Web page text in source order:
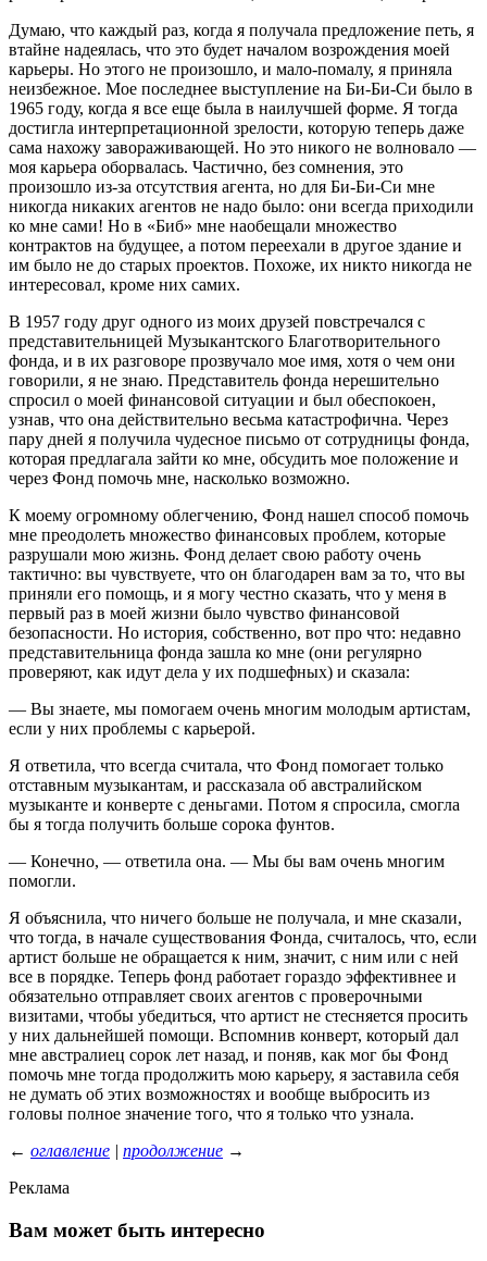
Думаю, что каждый раз, когда я получала предложение петь, я
втайне надеялась, что это будет началом возрождения моей
карьеры. Но этого не произошло, и мало-помалу, я приняла
неизбежное. Мое последнее выступление на Би-Би-Си было в
1965 году, когда я все еще была в наилучшей форме. Я тогда
достигла интерпретационной зрелости, которую теперь даже
сама нахожу завораживающей. Но это никого не волновало —
моя карьера оборвалась. Частично, без сомнения, это
произошло из-за отсутствия агента, но для Би-Би-Си мне
никогда никаких агентов не надо было: они всегда приходили
ко мне сами! Но в «Биб» мне наобещали множество
контрактов на будущее, а потом переехали в другое здание и
им было не до старых проектов. Похоже, их никто никогда не
интересовал, кроме них самих.
В 1957 году друг одного из моих друзей повстречался с
представительницей Музыкантского Благотворительного
фонда, и в их разговоре прозвучало мое имя, хотя о чем они
говорили, я не знаю. Представитель фонда нерешительно
спросил о моей финансовой ситуации и был обеспокоен,
узнав, что она действительно весьма катастрофична. Через
пару дней я получила чудесное письмо от сотрудницы фонда,
которая предлагала зайти ко мне, обсудить мое положение и
через Фонд помочь мне, насколько возможно.
К моему огромному облегчению, Фонд нашел способ помочь
мне преодолеть множество финансовых проблем, которые
разрушали мою жизнь. Фонд делает свою работу очень
тактично: вы чувствуете, что он благодарен вам за то, что вы
приняли его помощь, и я могу честно сказать, что у меня в
первый раз в моей жизни было чувство финансовой
безопасности. Но история, собственно, вот про что: недавно
представительница фонда зашла ко мне (они регулярно
проверяют, как идут дела у их подшефных) и сказала:
— Вы знаете, мы помогаем очень многим молодым артистам,
если у них проблемы с карьерой.
Я ответила, что всегда считала, что Фонд помогает только
отставным музыкантам, и рассказала об австралийском
музыканте и конверте с деньгами. Потом я спросила, смогла
бы я тогда получить больше сорока фунтов.
— Конечно, — ответила она. — Мы бы вам очень многим
помогли.
Я объяснила, что ничего больше не получала, и мне сказали,
что тогда, в начале существования Фонда, считалось, что, если
артист больше не обращается к ним, значит, с ним или с ней
все в порядке. Теперь фонд работает гораздо эффективнее и
обязательно отправляет своих агентов с проверочными
визитами, чтобы убедиться, что артист не стесняется просить
у них дальнейшей помощи. Вспомнив конверт, который дал
мне австралиец сорок лет назад, и поняв, как мог бы Фонд
помочь мне тогда продолжить мою карьеру, я заставила себя
не думать об этих возможностях и вообще выбросить из
головы полное значение того, что я только что узнала.
← оглавление | продолжение →
Реклама
Вам может быть интересно